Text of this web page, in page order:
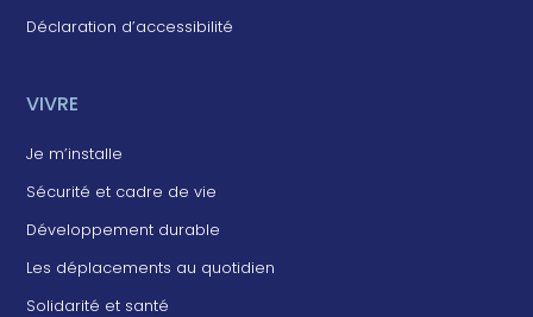
Déclaration d’accessibilité
VIVRE
Je m’installe
Sécurité et cadre de vie
Développement durable
Les déplacements au quotidien
Solidarité et santé